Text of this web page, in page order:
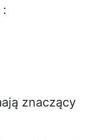
znaczący